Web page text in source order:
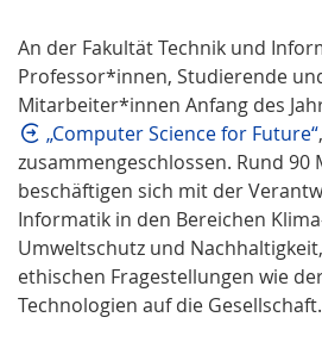
An der Fakultät Technik und
Professor*innen, Studierende
Mitarbeiter*innen Anfang des
„Computer Science for Future“
zusammengeschlossen. Rund
beschäftigen sich mit der
Informatik in den Bereichen
Umweltschutz und
ethischen Fragestellungen wie
Technologien auf die Gesellschaft.